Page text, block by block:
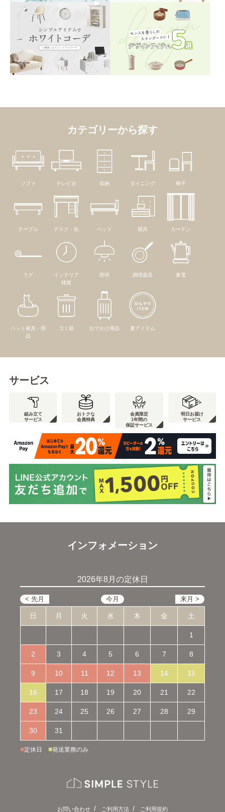
カテゴリーから探す
ソファ テレビ台 収納 ダイニング 椅子
テーブル デスク・机 ベッド 寝具 カーテン
ラグ
インテリア
雑貨
照明 調理器具 家電
ペット家具・用
品
ゴミ箱 おでかけ用品 夏アイテム
サービス
組み立て
サービス
おトクな
会員特典
会員限定
1年間の
保証サービス
明日お届け
サービス
インフォメーション
2026年8月の定休日
日 月 火 水 木 金 土
1
2 3 4 5 6 7 8
9 10 11 12 13 14 15
16 17 18 19 20 21 22
23 24 25 26 27 28 29
30 31
■定休日 ■発送業務のみ
お問い合わせ ご利用方法 ご利用規約